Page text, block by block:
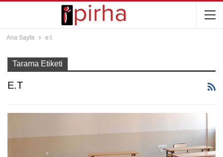
Ana Sayfa e.t
Tarama Etiketi
E.t